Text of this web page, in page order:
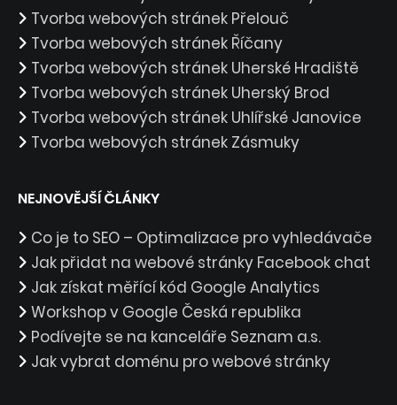
Tvorba webových stránek Přelouč
Tvorba webových stránek Říčany
Tvorba webových stránek Uherské Hradiště
Tvorba webových stránek Uherský Brod
Tvorba webových stránek Uhlířské Janovice
Tvorba webových stránek Zásmuky
NEJNOVĚJŠÍ ČLÁNKY
Co je to SEO – Optimalizace pro vyhledávače
Jak přidat na webové stránky Facebook chat
Jak získat měřící kód Google Analytics
Workshop v Google Česká republika
Podívejte se na kanceláře Seznam a.s.
Jak vybrat doménu pro webové stránky